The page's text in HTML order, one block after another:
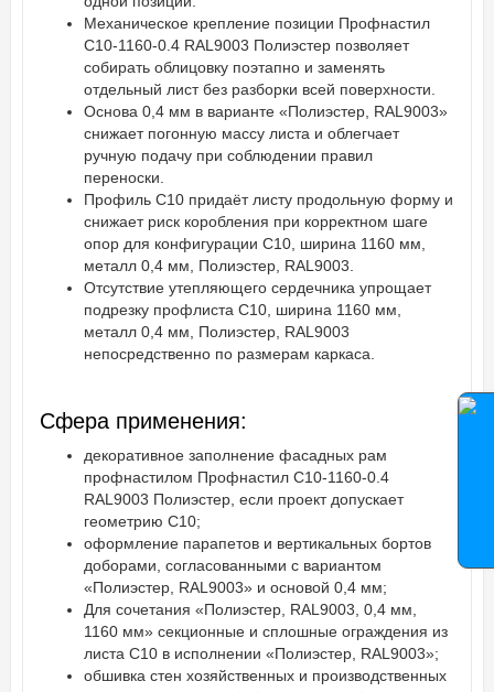
Механическое крепление позиции Профнастил
С10-1160-0.4 RAL9003 Полиэстер позволяет
собирать облицовку поэтапно и заменять
отдельный лист без разборки всей поверхности.
Основа 0,4 мм в варианте «Полиэстер, RAL9003»
снижает погонную массу листа и облегчает
ручную подачу при соблюдении правил
переноски.
Профиль С10 придаёт листу продольную форму и
снижает риск коробления при корректном шаге
опор для конфигурации С10, ширина 1160 мм,
металл 0,4 мм, Полиэстер, RAL9003.
Отсутствие утепляющего сердечника упрощает
подрезку профлиста С10, ширина 1160 мм,
металл 0,4 мм, Полиэстер, RAL9003
непосредственно по размерам каркаса.
Сфера применения:
декоративное заполнение фасадных рам
профнастилом Профнастил С10-1160-0.4
RAL9003 Полиэстер, если проект допускает
геометрию С10;
оформление парапетов и вертикальных бортов
доборами, согласованными с вариантом
«Полиэстер, RAL9003» и основой 0,4 мм;
Для сочетания «Полиэстер, RAL9003, 0,4 мм,
1160 мм» секционные и сплошные ограждения из
листа С10 в исполнении «Полиэстер, RAL9003»;
обшивка стен хозяйственных и производственных